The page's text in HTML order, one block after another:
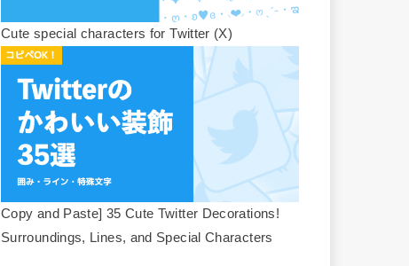
Cute special characters for Twitter (X)
Copy and Paste] 35 Cute Twitter Decorations!
Surroundings, Lines, and Special Characters